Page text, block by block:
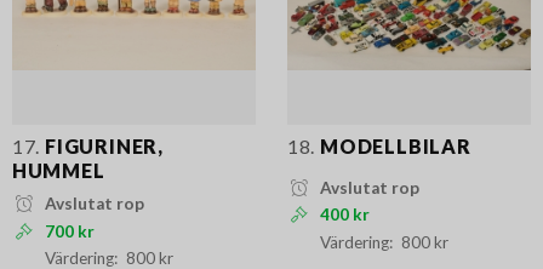
17. FIGURINER,
HUMMEL
Avslutat rop
700 kr
800 kr
18. MODELLBILAR
Avslutat rop
400 kr
800 kr